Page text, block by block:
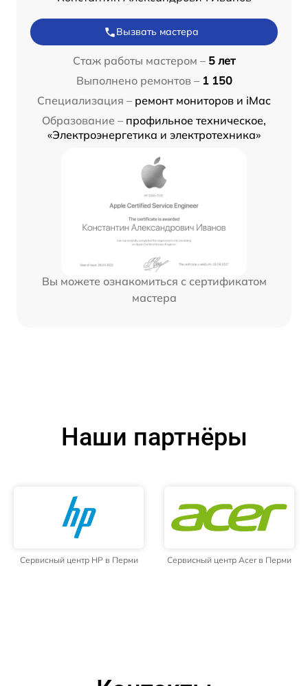
Вызвать мастера
Стаж работы мастером – 5 лет
Выполнено ремонтов – 1 150
Специализация – ремонт мониторов и iMac
Образование – профильное техническое,
«Электроэнергетика и электротехника»
Вы можете ознакомиться с сертификатом
мастера
Наши партнёры
Сервисный центр HP в Перми Сервисный центр Acer в Перми